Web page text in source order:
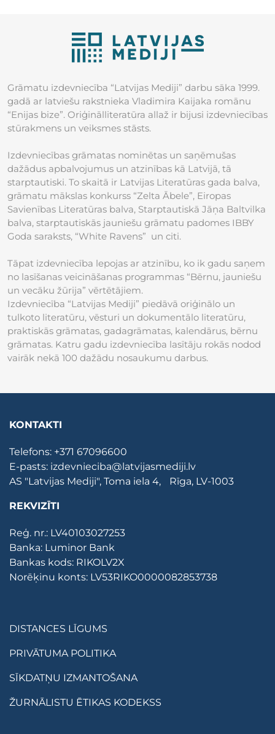
Grāmatu izdevniecība “Latvijas Mediji” darbu sāka 1999.
gadā ar latviešu rakstnieka Vladimira Kaijaka romānu
“Enijas bize”. Oriģinālliteratūra allaž ir bijusi izdevniecības
stūrakmens un veiksmes stāsts.
Izdevniecības grāmatas nominētas un saņēmušas
dažādus apbalvojumus un atzinības kā Latvijā, tā
starptautiski. To skaitā ir Latvijas Literatūras gada balva,
grāmatu mākslas konkurss “Zelta Ābele”, Eiropas
Savienības Literatūras balva, Starptautiskā Jāņa Baltvilka
balva, starptautiskās jauniešu grāmatu padomes IBBY
Goda saraksts, “White Ravens” un citi.
Tāpat izdevniecība lepojas ar atzinību, ko ik gadu saņem
no lasīšanas veicināšanas programmas “Bērnu, jauniešu
un vecāku žūrija” vērtētājiem.
Izdevniecība “Latvijas Mediji” piedāvā oriģinālo un
tulkoto literatūru, vēsturi un dokumentālo literatūru,
praktiskās grāmatas, gadagrāmatas, kalendārus, bērnu
grāmatas. Katru gadu izdevniecība lasītāju rokās nodod
vairāk nekā 100 dažādu nosaukumu darbus.
KONTAKTI
Telefons: +371 67096600
E-pasts: izdevnieciba@latvijasmediji.lv
AS "Latvijas Mediji", Toma iela 4, Rīga, LV-1003
REKVIZĪTI
Reģ. nr.: LV40103027253
Banka: Luminor Bank
Bankas kods: RIKOLV2X
Norēķinu konts: LV53RIKO0000082853738
DISTANCES LĪGUMS
PRIVĀTUMA POLITIKA
SĪKDATŅU IZMANTOŠANA
ŽURNĀLISTU ĒTIKAS KODEKSS